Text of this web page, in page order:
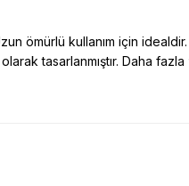
ömürlü kullanım için idealdir.
tasarlanmıştır. Daha fazla